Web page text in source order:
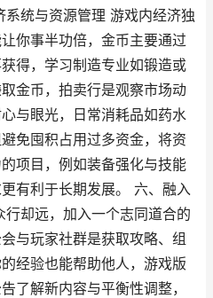
统与资源管理 游戏内经济独
你事半功倍，金币主要通过
得，学习制造专业如锻造或
金币，拍卖行是观察市场动
与眼光，日常消耗品如药水
免囤积占用过多资金，将资
项目，例如装备强化与技能
有利于长期发展。 六、融入
却远，加入一个志同道合的
与玩家社群是获取攻略、组
经验也能帮助他人，游戏版
了解新内容与平衡性调整，